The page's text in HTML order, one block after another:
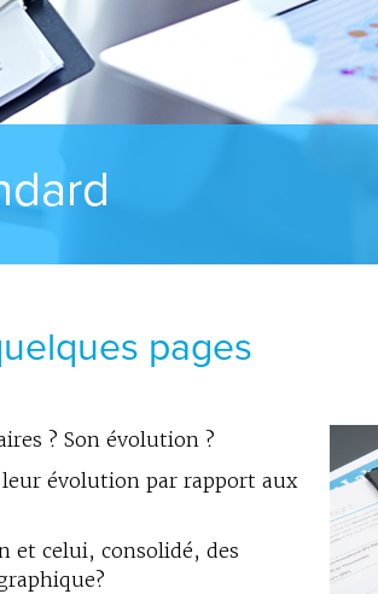
pages
? Son évolution ?
évolution par rapport aux
et celui, consolidé, des